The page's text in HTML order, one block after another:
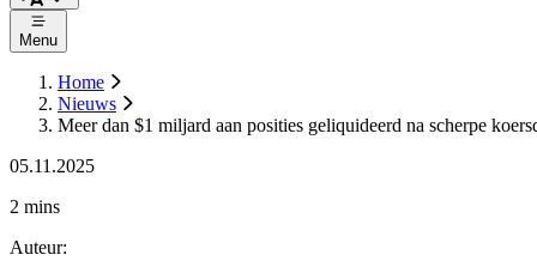
Menu
Home
Nieuws
Meer dan $1 miljard aan posities geliquideerd na scherpe
05.11.2025
2 mins
Auteur: